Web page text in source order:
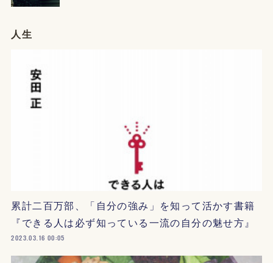
人生
累計二百万部、「自分の強み」を知って活かす書籍
『できる人は必ず知っている一流の自分の魅せ方』
2023.03.16 00:05